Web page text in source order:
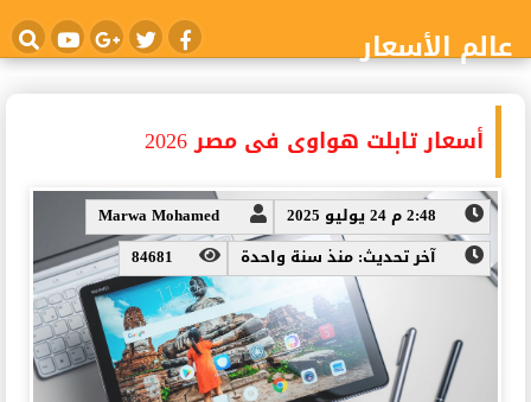
عالم الأسعار
أسعار تابلت هواوى فى مصر 2026
2:48 م 24 يوليو 2025
Marwa Mohamed
آخر تحديث: منذ سنة واحدة
84681